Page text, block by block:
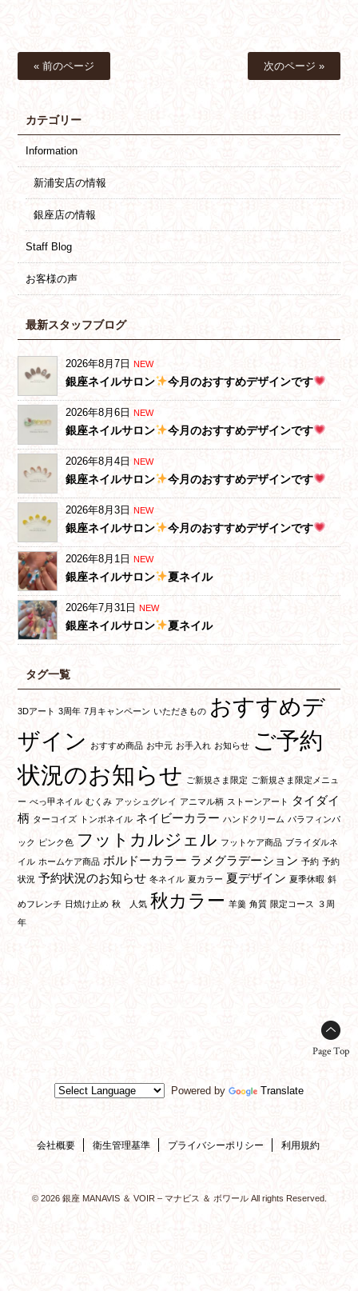
« 前のページ 次のページ »
カテゴリー
Information
新浦安店の情報
銀座店の情報
Staff Blog
お客様の声
最新スタッフブログ
2026年8月7日 NEW
銀座ネイルサロン 今月のおすすめデザインです
2026年8月6日 NEW
銀座ネイルサロン 今月のおすすめデザインです
2026年8月4日 NEW
銀座ネイルサロン 今月のおすすめデザインです
2026年8月3日 NEW
銀座ネイルサロン 今月のおすすめデザインです
2026年8月1日 NEW
銀座ネイルサロン 夏ネイル
2026年7月31日 NEW
銀座ネイルサロン 夏ネイル
タグ一覧
3Dアート 3周年 7月キャンペーン いただきもの おすすめデ
ザイン
おすすめ商品 お中元 お手入れ お知らせ ご予約
状況のお知らせ
ご新規さま限定 ご新規さま限定メニュ
ー べっ甲ネイル むくみ アッシュグレイ アニマル柄 ストーンアート
タイダイ
柄 ターコイズ トンボネイル ネイビーカラー ハンドクリーム パラフィンパ
ック ピンク色 フットカルジェル フットケア商品 ブライダルネ
イル ホームケア商品 ボルドーカラー ラメグラデーション 予約 予約
状況 予約状況のお知らせ 冬ネイル 夏カラー 夏デザイン 夏季休暇 斜
めフレンチ 日焼け止め 秋 人気 秋カラー 羊羹 角質 限定コース
３周
年
Page Top
Powered by Translate
会社概要 衛生管理基準 プライバシーポリシー 利用規約
© 2026 銀座 MANAVIS ＆ VOIR – マナビス ＆ ボワール All rights Reserved.